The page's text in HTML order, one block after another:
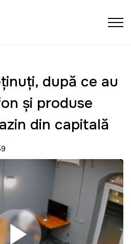
după ce au
și produse
din capitală
Play Video